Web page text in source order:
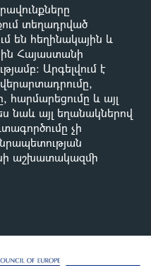
տեղադրված
են հեղինակային և
Հայաստանի
: Արգելվում է
հարմարեցումը և այլ
նաև այլ եղանակներով
չի
աշխատակազմի